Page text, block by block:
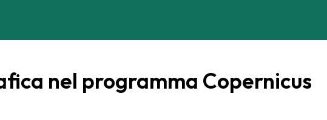
nel programma Copernicus